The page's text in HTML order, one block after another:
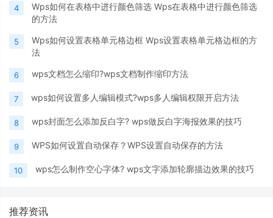
4
Wps如何在表格中进行颜色筛选 Wps在表格中进行颜色筛选
的方法
5
Wps如何设置表格单元格边框 Wps设置表格单元格边框的方
法
6 wps文档怎么缩印?wps文档制作缩印方法
7 wps如何设置多人编辑模式?wps多人编辑权限开启方法
8 wps封面怎么添加反白字? wps做反白字海报效果的技巧
9 WPS如何设置自动保存？WPS设置自动保存的方法
10 wps怎么制作空心字体? wps文字添加轮廓描边效果的技巧
推荐资讯